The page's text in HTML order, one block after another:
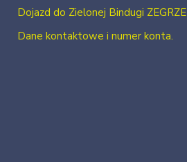
Dojazd do Zielonej Bindugi ZEGRZE
Dane kontaktowe i numer konta.